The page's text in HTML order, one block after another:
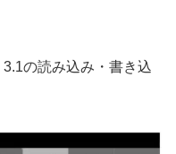
の読み込み・書き込